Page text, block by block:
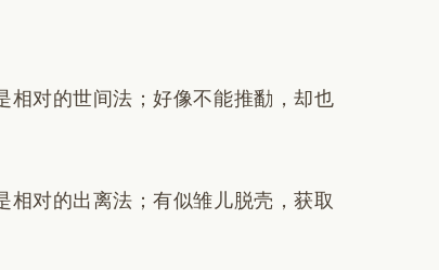
相对的世间法；好像不能推勫，却也
对的出离法；有似雏儿脱壳，获取